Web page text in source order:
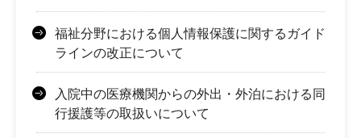
福祉分野における個人情報保護に関するガイド
ラインの改正について
入院中の医療機関からの外出・外泊における同
行援護等の取扱いについて